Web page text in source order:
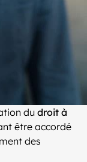
du droit à
être accordé
des